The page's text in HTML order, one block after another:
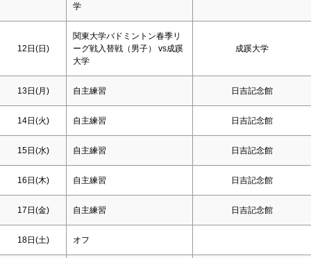
学
12日(日)
関東大学バドミントン春季リ
ーグ戦入替戦（男子） vs成蹊
大学
成蹊大学
13日(月) 自主練習 日吉記念館
14日(火) 自主練習 日吉記念館
15日(水) 自主練習 日吉記念館
16日(木) 自主練習 日吉記念館
17日(金) 自主練習 日吉記念館
18日(土) オフ